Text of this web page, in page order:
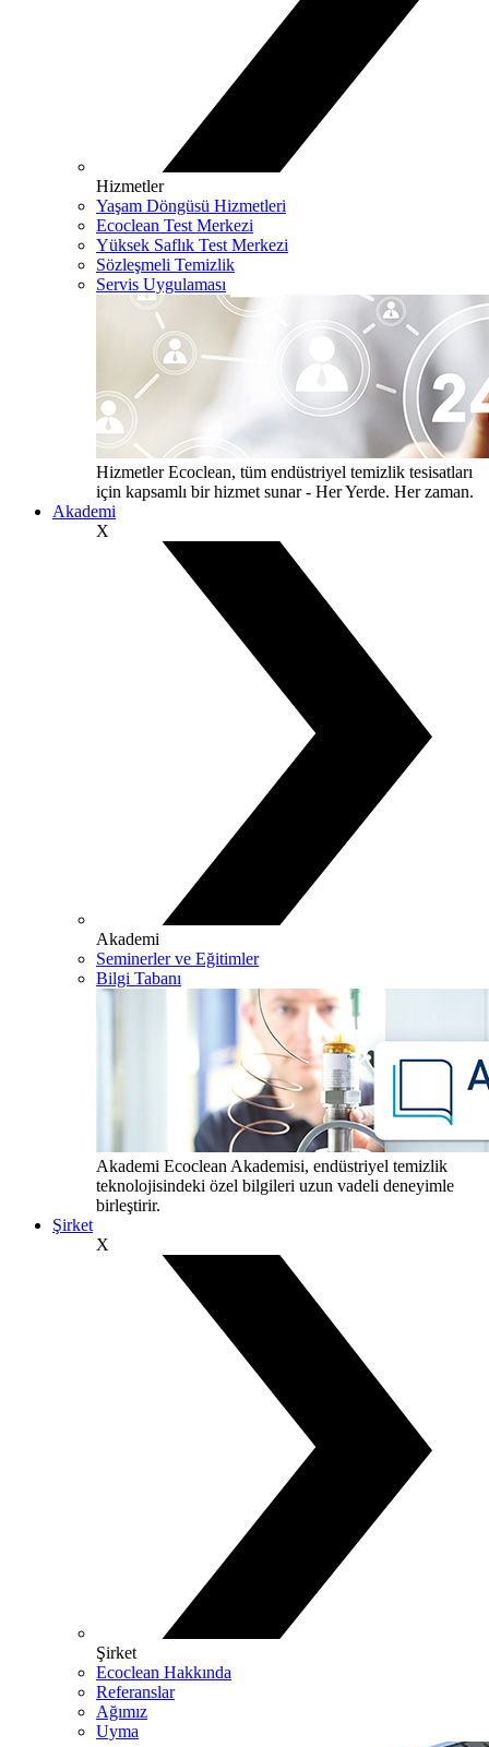
Hizmetler
Yaşam Döngüsü Hizmetleri
Ecoclean Test Merkezi
Yüksek Saflık Test Merkezi
Sözleşmeli Temizlik
Servis Uygulaması
HizmetlerEcoclean, tüm endüstriyel temizlik tesisatları
için kapsamlı bir hizmet sunar - Her Yerde. Her zaman.
Akademi
X
Akademi
Seminerler ve Eğitimler
Bilgi Tabanı
Akademi Ecoclean Akademisi, endüstriyel temizlik
teknolojisindeki özel bilgileri uzun vadeli deneyimle
birleştirir.
Şirket
X
Şirket
Ecoclean Hakkında
Referanslar
Ağımız
Uyma